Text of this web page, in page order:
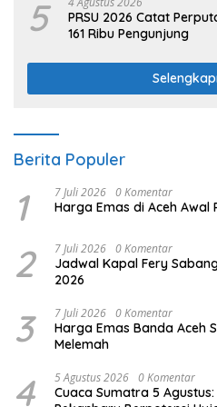
5
PRSU 2026 Catat
161 Ribu Pengunjung
Berita Populer
1 7 Juli 2026 0 Komentar
Harga Emas di Aceh
2 7 Juli 2026 0 Komentar
Jadwal Kapal Fery
2026
3 7 Juli 2026 0 Komentar
Harga Emas Banda Aceh
Melemah
4 5 Agustus 2026 0 Komentar
Cuaca Sumatra 5